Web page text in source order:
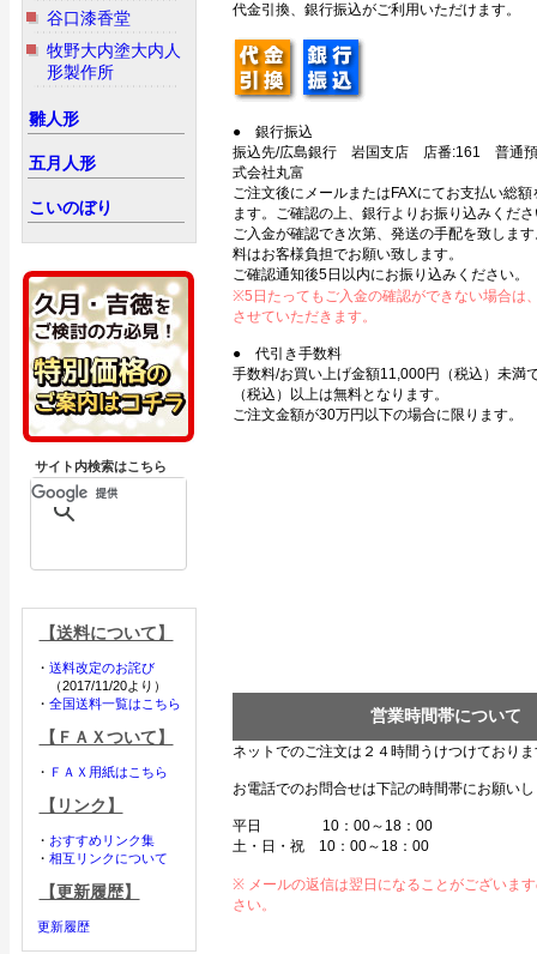
谷口漆香堂
牧野大内塗大内人
形製作所
雛人形
五月人形
こいのぼり
サイト内検索はこちら
【送料について】
・ 送料改定のお詫び
（2017/11/20より）
・ 全国送料一覧はこちら
【ＦＡＸついて】
・ ＦＡＸ用紙はこちら
【リンク】
・ おすすめリンク集
・ 相互リンクについて
【更新履歴】
更新履歴
代金引換、銀行振込がご利用いただけます。
● 銀行振込
振込先/広島銀行 岩国支店 店番:161 普通
式会社丸富
ご注文後にメールまたはFAXにてお支払い総
ます。ご確認の上、銀行よりお振り込みくだ
ご入金が確認でき次第、発送の手配を致しま
料はお客様負担でお願い致します。
ご確認通知後5日以内にお振り込みください。
※5日たってもご入金の確認ができない場合は
させていただきます。
● 代引き手数料
手数料/お買い上げ金額11,000円（税込）未満
（税込）以上は無料となります。
ご注文金額が30万円以下の場合に限ります。
営業時間帯について
ネットでのご注文は２４時間うけつけており
お電話でのお問合せは下記の時間帯にお願い
平日 10：00～18：00
土・日・祝 10：00～18：00
※ メールの返信は翌日になることがございま
さい。